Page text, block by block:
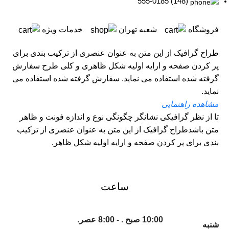
فروشگاه شعبه تهران خدمات ویژه
طراح گرافیک از این متن به عنوان عنصری از ترکیب بندی برای
پر کردن صفحه و ارایه اولیه شکل ظاهری و کلی طرح سفارش
گرفته شده استفاده می نماید. سفارش گرفته شده استفاده می
نماید.
مشاهده راهنمایی
تا از نظر گرافیکی نشانگر چگونگی نوع و اندازه فونت و ظاهر
متن باشدطراح گرافیک از این متن به عنوان عنصری از ترکیب
بندی برای پر کردن صفحه و ارایه اولیه شکل ظاهر.
ساعت
شنبه
10:00 صبح . - 8:00 عصر.